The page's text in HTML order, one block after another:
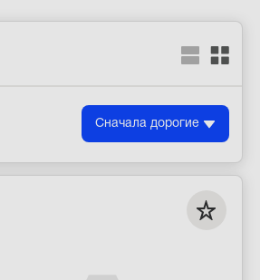
Сначала дорогие